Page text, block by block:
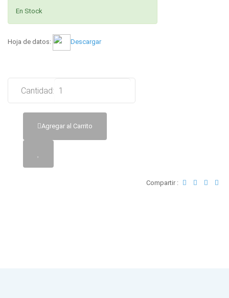
En Stock
Hoja de datos: Descargar
Cantidad:
Agregar al Carrito
Compartir :